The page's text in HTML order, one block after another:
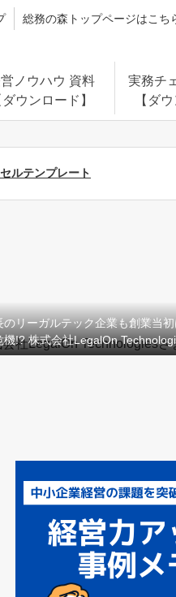
総務の森トップページはこち
ノウハウ 資料
ダウンロード】
実務チ
【ダ
ルテンプレート
のリーガルテック企業も創業当
機!? 株式会社LegalOn